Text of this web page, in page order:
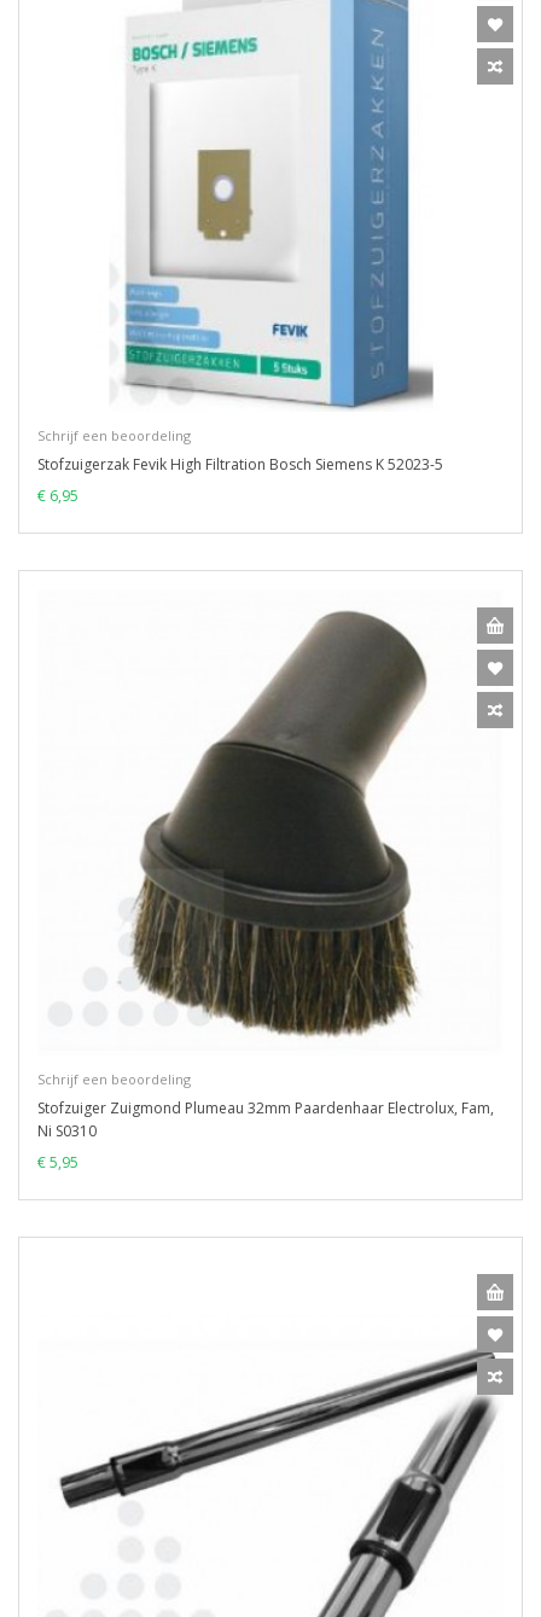
Schrijf een beoordeling
Stofzuigerzak Fevik High Filtration Bosch Siemens K 52023-5
€ 6,95
Schrijf een beoordeling
Stofzuiger Zuigmond Plumeau 32mm Paardenhaar Electrolux, Fam,
Ni S0310
€ 5,95